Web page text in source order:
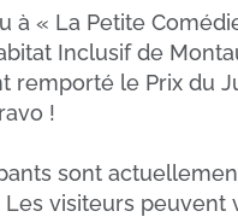
à « La Petite
Inclusif de
remporté le Prix du
!
sont
Les visiteurs